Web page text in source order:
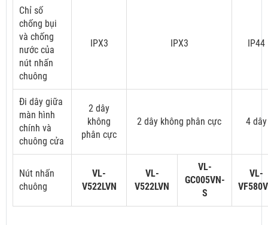
Chỉ số
chống bụi
và chống
nước của
nút nhấn
chuông
IPX3 IPX3 IP44
Đi dây giữa
màn hình
chính và
chuông cửa
2 dây
không
phân cực
2 dây không phân cực 4 dây
Nút nhấn
chuông
VL-
V522LVN
VL-
V522LVN
VL-
GC005VN-
S
VL-